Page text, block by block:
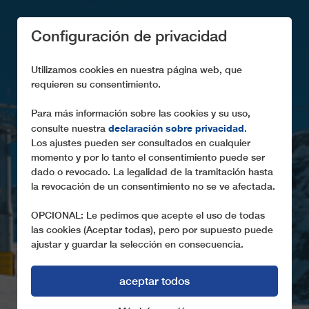
COOKIES
Configuración de privacidad
Utilizamos cookies en nuestra página web, que
requieren su consentimiento.
Para más información sobre las cookies y su uso,
consulte nuestra declaración sobre privacidad.
Los ajustes pueden ser consultados en cualquier
momento y por lo tanto el consentimiento puede ser
dado o revocado. La legalidad de la tramitación hasta
la revocación de un consentimiento no se ve afectada.
OPCIONAL: Le pedimos que acepte el uso de todas
las cookies (Aceptar todas), pero por supuesto puede
ajustar y guardar la selección en consecuencia.
aceptar todos